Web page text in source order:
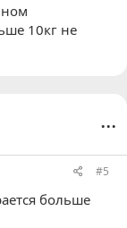
10кг не
...
#5
больше